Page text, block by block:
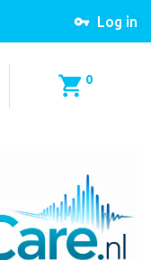
Log in
0